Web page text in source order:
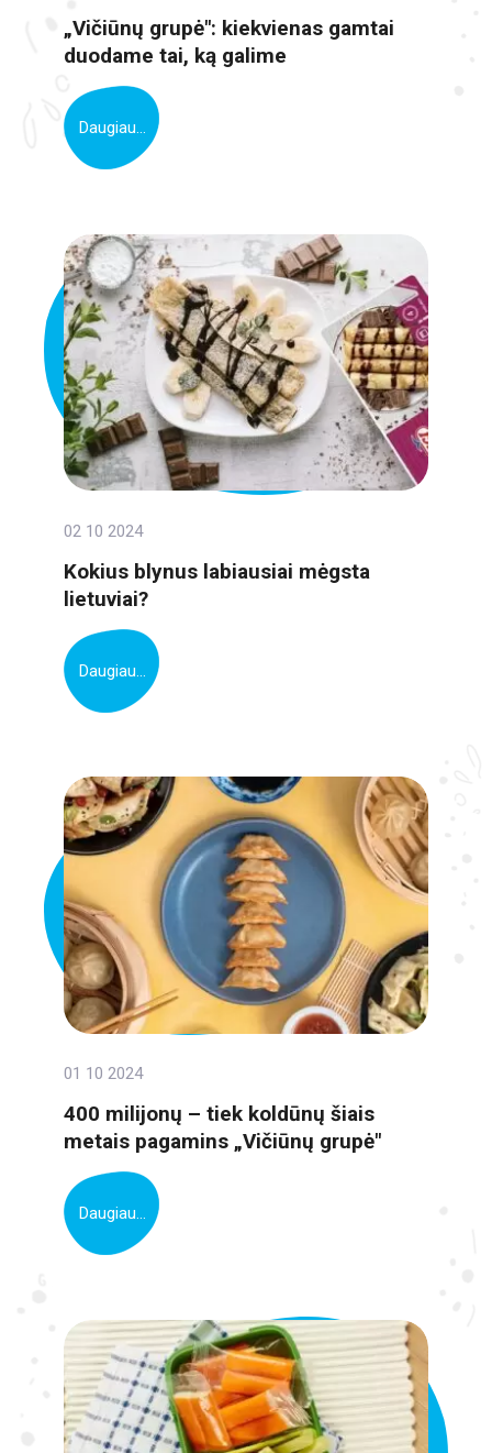
„Vičiūnų grupė": kiekvienas gamtai
duodame tai, ką galime
Daugiau...
02 10 2024
Kokius blynus labiausiai mėgsta
lietuviai?
Daugiau...
01 10 2024
400 milijonų – tiek koldūnų šiais
metais pagamins „Vičiūnų grupė"
Daugiau...